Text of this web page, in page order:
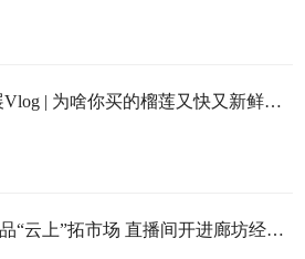
2026年廊坊经洽会·探展Vlog | 为啥你买的榴莲又快又新鲜？我在廊洽会现场帮你找答案
直播电商带冀货｜工业品“云上”拓市场 直播间开进廊坊经洽会